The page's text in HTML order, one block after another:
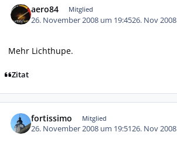
aero84 Mitglied
26. November 2008 um 19:4526. Nov 2008
Mehr Lichthupe.
Zitat
fortissimo Mitglied
26. November 2008 um 19:5126. Nov 2008